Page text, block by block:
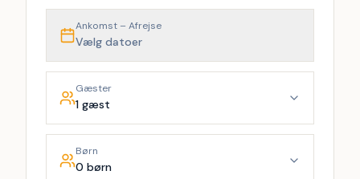
Ankomst – Afrejse
Vælg datoer
Gæster
1 gæst
Børn
0 børn